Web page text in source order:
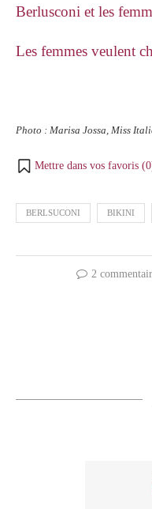
Berlusconi et les
Les femmes veulent
Photo : Marisa Jossa, Miss
Mettre dans vos favoris (0
BERLSUCONI BIKINI
2